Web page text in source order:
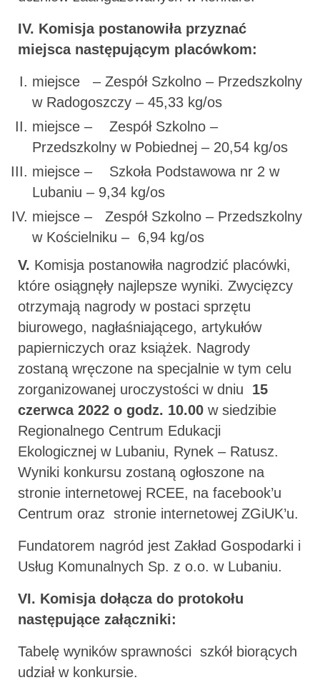
IV. Komisja postanowiła przyznać
miejsca następującym placówkom:
miejsce – Zespół Szkolno – Przedszkolny
w Radogoszczy – 45,33 kg/os
miejsce – Zespół Szkolno –
Przedszkolny w Pobiednej – 20,54 kg/os
miejsce – Szkoła Podstawowa nr 2 w
Lubaniu – 9,34 kg/os
miejsce – Zespół Szkolno – Przedszkolny
w Kościelniku – 6,94 kg/os
V. Komisja postanowiła nagrodzić placówki,
które osiągnęły najlepsze wyniki. Zwycięzcy
otrzymają nagrody w postaci sprzętu
biurowego, nagłaśniającego, artykułów
papierniczych oraz książek. Nagrody
zostaną wręczone na specjalnie w tym celu
zorganizowanej uroczystości w dniu 15
czerwca 2022 o godz. 10.00 w siedzibie
Regionalnego Centrum Edukacji
Ekologicznej w Lubaniu, Rynek – Ratusz.
Wyniki konkursu zostaną ogłoszone na
stronie internetowej RCEE, na facebook’u
Centrum oraz stronie internetowej ZGiUK’u.
Fundatorem nagród jest Zakład Gospodarki i
Usług Komunalnych Sp. z o.o. w Lubaniu.
VI. Komisja dołącza do protokołu
następujące załączniki:
Tabelę wyników sprawności szkół biorących
udział w konkursie.